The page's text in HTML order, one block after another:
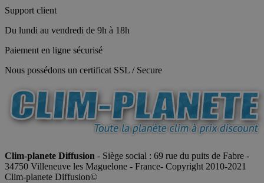
Support client
Du lundi au vendredi de 9h à 18h
Paiement en ligne sécurisé
Nous possédons un certificat SSL / Secure
Clim-planete Diffusion - Siège social : 69 rue du puits de Fabre -
34750 Villeneuve les Maguelone - France- Copyright 2010-2021
Clim-planete Diffusion©